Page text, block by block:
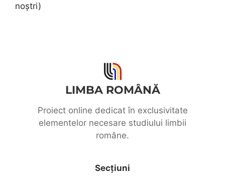
noștri)
LIMBA ROMÂNĂ
Proiect online dedicat în exclusivitate
elementelor necesare studiului limbii
române.
Secțiuni